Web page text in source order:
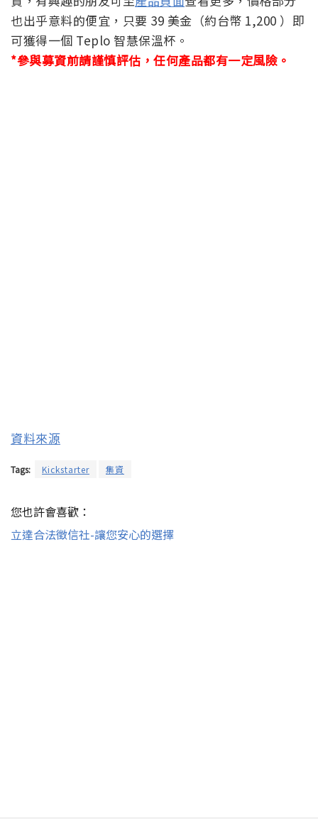
也出乎意料的便宜，只要 39 美金（約台幣 1,200 ）即
可獲得一個 Teplo 智慧保溫杯。
*參與募資前請謹慎評估，任何產品都有一定風險。
資料來源
Tags: Kickstarter 集資
您也許會喜歡：
立達合法徵信社-讓您安心的選擇